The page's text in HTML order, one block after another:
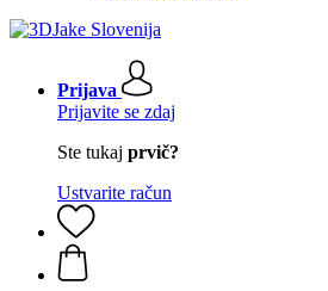
Prijava
Prijavite se zdaj
Ste tukaj prvič?
Ustvarite račun